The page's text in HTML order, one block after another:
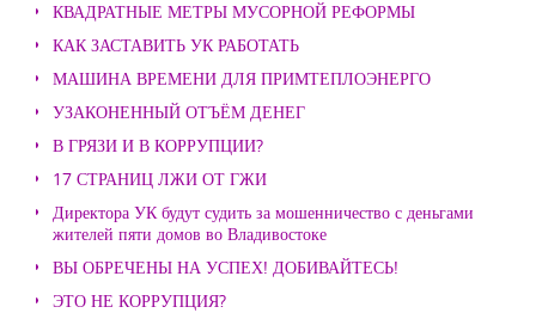
КВАДРАТНЫЕ МЕТРЫ МУСОРНОЙ РЕФОРМЫ
КАК ЗАСТАВИТЬ УК РАБОТАТЬ
МАШИНА ВРЕМЕНИ ДЛЯ ПРИМТЕПЛОЭНЕРГО
УЗАКОНЕННЫЙ ОТЪЁМ ДЕНЕГ
В ГРЯЗИ И В КОРРУПЦИИ?
17 СТРАНИЦ ЛЖИ ОТ ГЖИ
Директора УК будут судить за мошенничество с деньгами
жителей пяти домов во Владивостоке
ВЫ ОБРЕЧЕНЫ НА УСПЕХ! ДОБИВАЙТЕСЬ!
ЭТО НЕ КОРРУПЦИЯ?